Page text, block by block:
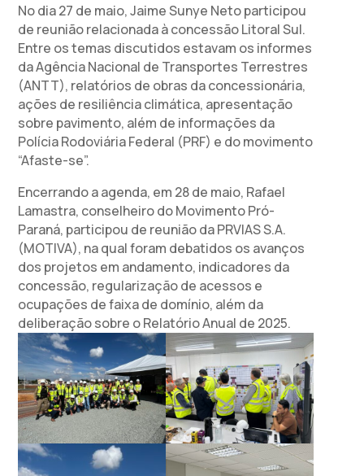
No dia 27 de maio, Jaime Sunye Neto participou
de reunião relacionada à concessão Litoral Sul.
Entre os temas discutidos estavam os informes
da Agência Nacional de Transportes Terrestres
(ANTT), relatórios de obras da concessionária,
ações de resiliência climática, apresentação
sobre pavimento, além de informações da
Polícia Rodoviária Federal (PRF) e do movimento
“Afaste-se”.
Encerrando a agenda, em 28 de maio, Rafael
Lamastra, conselheiro do Movimento Pró-
Paraná, participou de reunião da PRVIAS S.A.
(MOTIVA), na qual foram debatidos os avanços
dos projetos em andamento, indicadores da
concessão, regularização de acessos e
ocupações de faixa de domínio, além da
deliberação sobre o Relatório Anual de 2025.